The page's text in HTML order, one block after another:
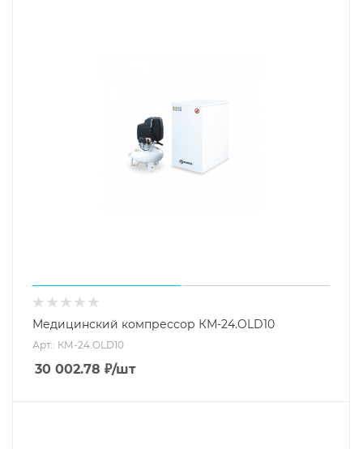
Медицинский компрессор КМ-24.OLD10
Арт.: КМ-24.OLD10
30 002.78 ₽/шт